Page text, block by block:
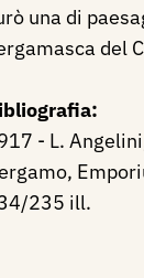
una di
del
- L.
235 ill.